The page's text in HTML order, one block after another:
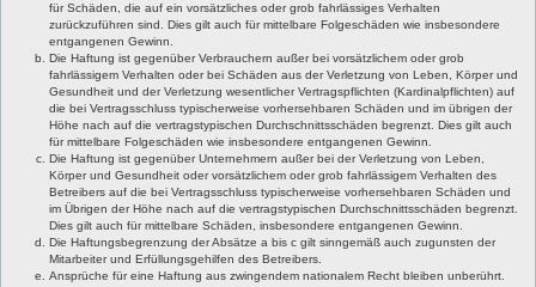
für Schäden, die auf ein vorsätzliches oder grob fahrlässiges Verhalten
zurückzuführen sind. Dies gilt auch für mittelbare Folgeschäden wie insbesondere
entgangenen Gewinn.
Die Haftung ist gegenüber Verbrauchern außer bei vorsätzlichem oder grob
fahrlässigem Verhalten oder bei Schäden aus der Verletzung von Leben, Körper und
Gesundheit und der Verletzung wesentlicher Vertragspflichten (Kardinalpflichten) auf
die bei Vertragsschluss typischerweise vorhersehbaren Schäden und im übrigen der
Höhe nach auf die vertragstypischen Durchschnittsschäden begrenzt. Dies gilt auch
für mittelbare Folgeschäden wie insbesondere entgangenen Gewinn.
Die Haftung ist gegenüber Unternehmern außer bei der Verletzung von Leben,
Körper und Gesundheit oder vorsätzlichem oder grob fahrlässigem Verhalten des
Betreibers auf die bei Vertragsschluss typischerweise vorhersehbaren Schäden und
im Übrigen der Höhe nach auf die vertragstypischen Durchschnittsschäden begrenzt.
Dies gilt auch für mittelbare Schäden, insbesondere entgangenen Gewinn.
Die Haftungsbegrenzung der Absätze a bis c gilt sinngemäß auch zugunsten der
Mitarbeiter und Erfüllungsgehilfen des Betreibers.
Ansprüche für eine Haftung aus zwingendem nationalem Recht bleiben unberührt.